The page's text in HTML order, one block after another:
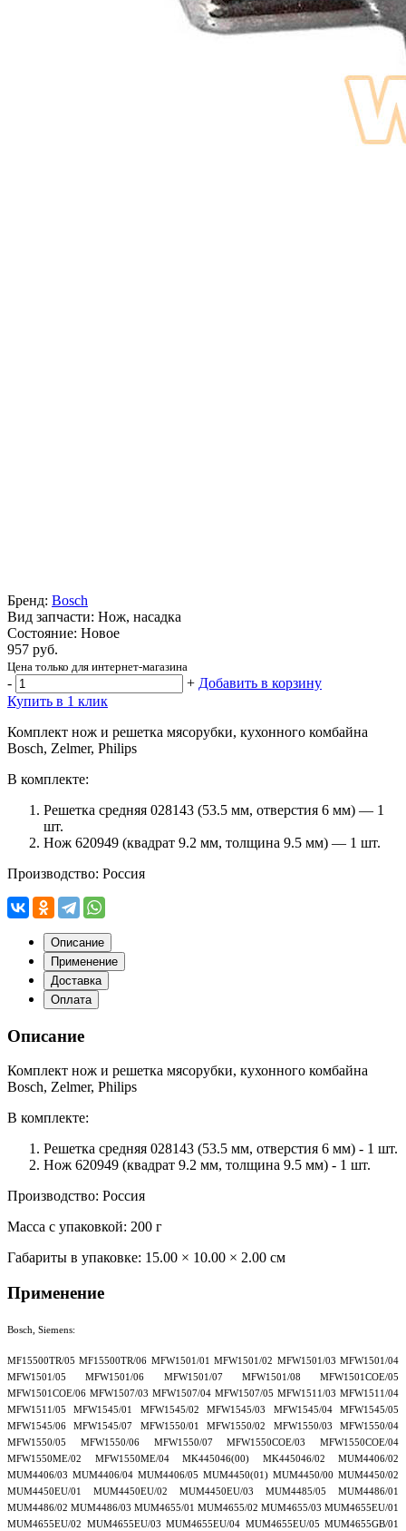
Бренд: Bosch
Вид запчасти: Нож, насадка
Состояние: Новое
957 руб.
Цена только для интернет-магазина
- + Добавить в корзину
Купить в 1 клик
Комплект нож и решетка мясорубки, кухонного комбайна
Bosch, Zelmer, Philips
В комплекте:
Решетка средняя 028143 (53.5 мм, отверстия 6 мм) — 1
шт.
Нож 620949 (квадрат 9.2 мм, толщина 9.5 мм) — 1 шт.
Производство: Россия
Описание
Применение
Доставка
Оплата
Описание
Комплект нож и решетка мясорубки, кухонного комбайна
Bosch, Zelmer, Philips
В комплекте:
Решетка средняя 028143 (53.5 мм, отверстия 6 мм) - 1 шт.
Нож 620949 (квадрат 9.2 мм, толщина 9.5 мм) - 1 шт.
Производство: Россия
Масса с упаковкой: 200 г
Габариты в упаковке: 15.00 × 10.00 × 2.00 см
Применение
Bosch, Siemens:
MF15500TR/05 MF15500TR/06 MFW1501/01 MFW1501/02 MFW1501/03 MFW1501/04
MFW1501/05 MFW1501/06 MFW1501/07 MFW1501/08 MFW1501COE/05
MFW1501COE/06 MFW1507/03 MFW1507/04 MFW1507/05 MFW1511/03 MFW1511/04
MFW1511/05 MFW1545/01 MFW1545/02 MFW1545/03 MFW1545/04 MFW1545/05
MFW1545/06 MFW1545/07 MFW1550/01 MFW1550/02 MFW1550/03 MFW1550/04
MFW1550/05 MFW1550/06 MFW1550/07 MFW1550COE/03 MFW1550COE/04
MFW1550ME/02 MFW1550ME/04 MK445046(00) MK445046/02 MUM4406/02
MUM4406/03 MUM4406/04 MUM4406/05 MUM4450(01) MUM4450/00 MUM4450/02
MUM4450EU/01 MUM4450EU/02 MUM4450EU/03 MUM4485/05 MUM4486/01
MUM4486/02 MUM4486/03 MUM4655/01 MUM4655/02 MUM4655/03 MUM4655EU/01
MUM4655EU/02 MUM4655EU/03 MUM4655EU/04 MUM4655EU/05 MUM4655GB/01